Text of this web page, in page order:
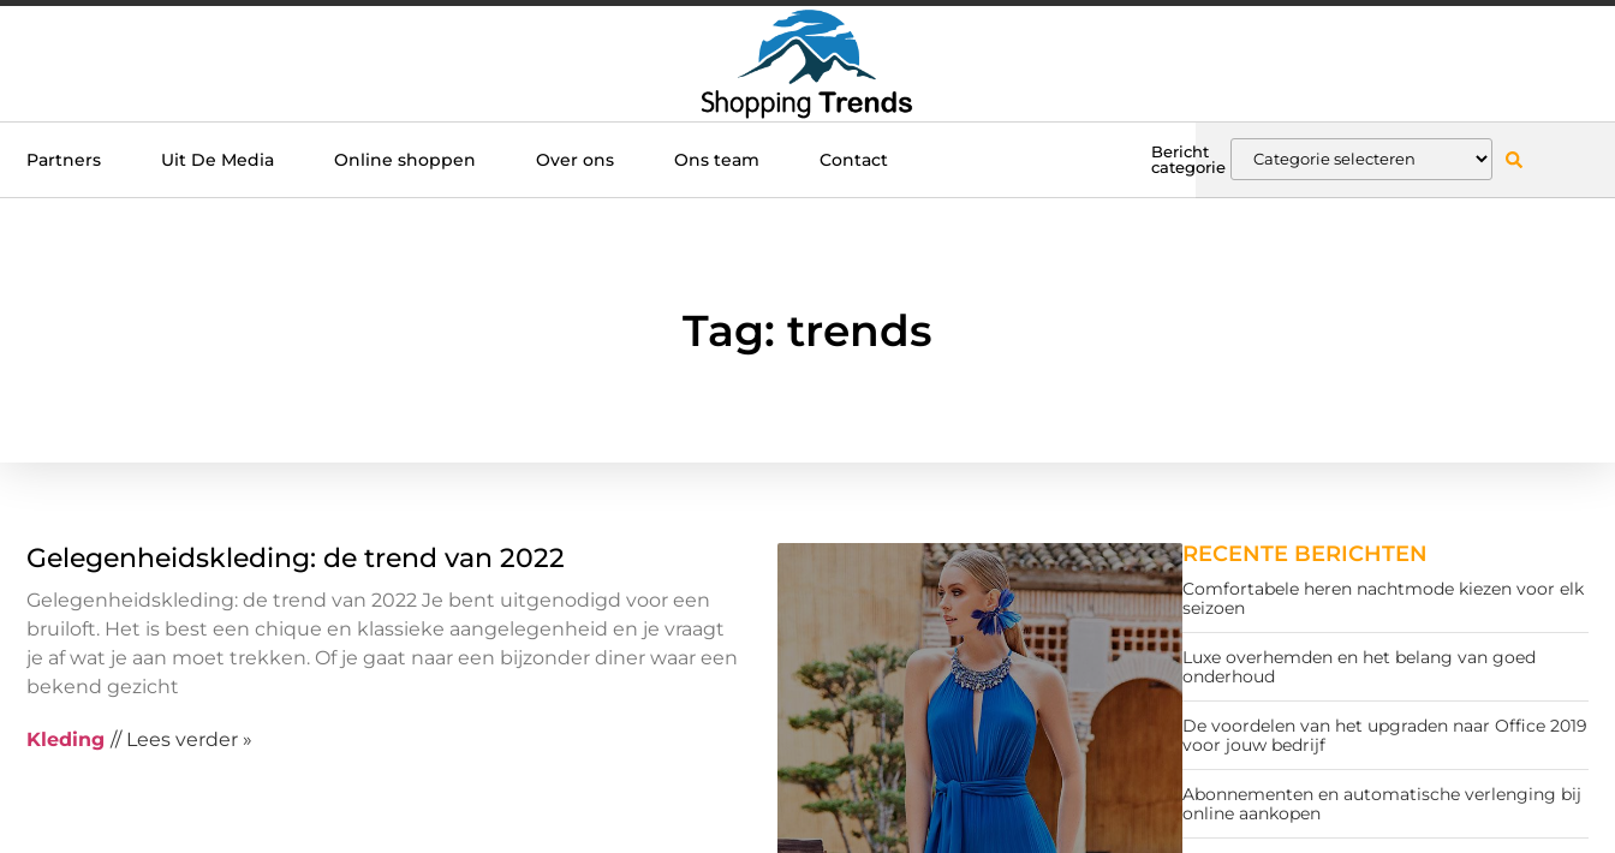
Partners Uit De Media Online shoppen Over ons Ons team Contact
Bericht
categorie
Tag: trends
RECENTE BERICHTEN
Comfortabele heren nachtmode kiezen voor elk
seizoen
Luxe overhemden en het belang van goed
onderhoud
De voordelen van het upgraden naar Office 2019
voor jouw bedrijf
Abonnementen en automatische verlenging bij
online aankopen
Gelegenheidskleding: de trend van 2022
Gelegenheidskleding: de trend van 2022 Je bent uitgenodigd voor een
bruiloft. Het is best een chique en klassieke aangelegenheid en je vraagt
je af wat je aan moet trekken. Of je gaat naar een bijzonder diner waar een
bekend gezicht
Kleding // Lees verder »